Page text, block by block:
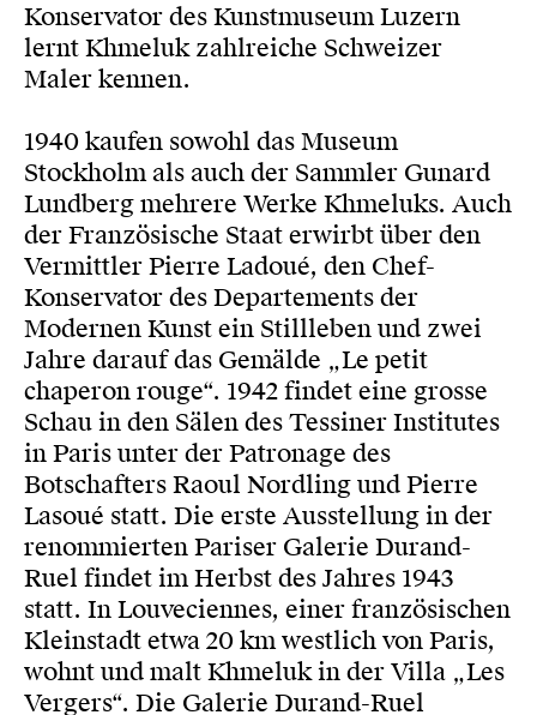
Konservator des Kunstmuseum Luzern
lernt Khmeluk zahlreiche Schweizer
Maler kennen.
1940 kaufen sowohl das Museum
Stockholm als auch der Sammler Gunard
Lundberg mehrere Werke Khmeluks. Auch
der Französische Staat erwirbt über den
Vermittler Pierre Ladoué, den Chef-
Konservator des Departements der
Modernen Kunst ein Stillleben und zwei
Jahre darauf das Gemälde „Le petit
chaperon rouge“. 1942 findet eine grosse
Schau in den Sälen des Tessiner Institutes
in Paris unter der Patronage des
Botschafters Raoul Nordling und Pierre
Lasoué statt. Die erste Ausstellung in der
renommierten Pariser Galerie Durand-
Ruel findet im Herbst des Jahres 1943
statt. In Louveciennes, einer französischen
Kleinstadt etwa 20 km westlich von Paris,
wohnt und malt Khmeluk in der Villa „Les
Vergers“. Die Galerie Durand-Ruel